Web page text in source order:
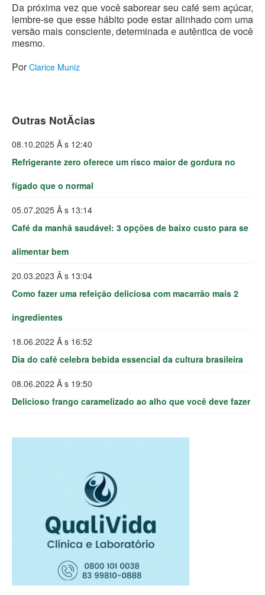
Da próxima vez que você saborear seu café sem açúcar,
lembre-se que esse hábito pode estar alinhado com uma
versão mais consciente, determinada e autêntica de você
mesmo.
PorClarice Muniz
Outras NotÃ­cias
08.10.2025 Ã s 12:40
Refrigerante zero oferece um risco maior de gordura no
fígado que o normal
05.07.2025 Ã s 13:14
Café da manhã saudável: 3 opções de baixo custo para se
alimentar bem
20.03.2023 Ã s 13:04
Como fazer uma refeição deliciosa com macarrão mais 2
ingredientes
18.06.2022 Ã s 16:52
Dia do café celebra bebida essencial da cultura brasileira
08.06.2022 Ã s 19:50
Delicioso frango caramelizado ao alho que você deve fazer